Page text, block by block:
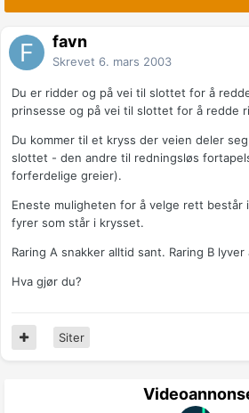
favn
Skrevet 6. mars 2003
Du er ridder og på vei til slottet for å
prinsesse og på vei til slottet for å redde
Du kommer til et kryss der veien deler
slottet - den andre til redningsløs
forferdelige greier).
Eneste muligheten for å velge rett består
fyrer som står i krysset.
Raring A snakker alltid sant. Raring B lyver
Hva gjør du?
Siter